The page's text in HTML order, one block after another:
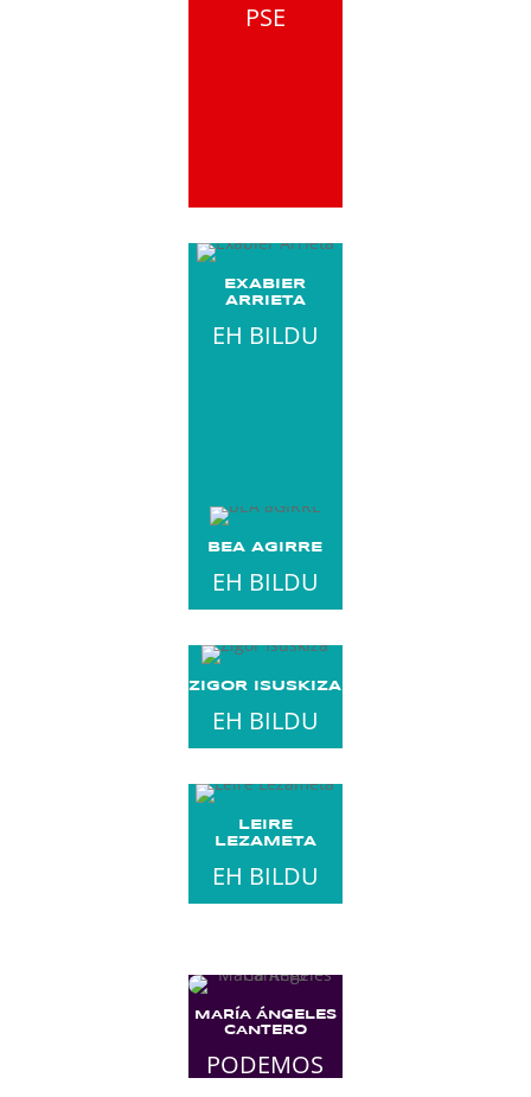
PSE
EXABIER
ARRIETA
EH BILDU
BEA AGIRRE
EH BILDU
ZIGOR ISUSKIZA
EH BILDU
LEIRE
LEZAMETA
EH BILDU
MARÍA ÁNGELES
CANTERO
PODEMOS